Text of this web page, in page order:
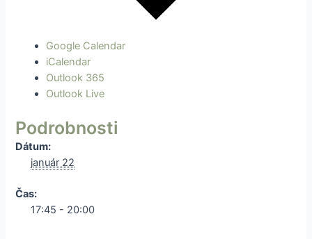
Google Calendar
iCalendar
Outlook 365
Outlook Live
Podrobnosti
Dátum:
január 22
Čas:
17:45 - 20:00